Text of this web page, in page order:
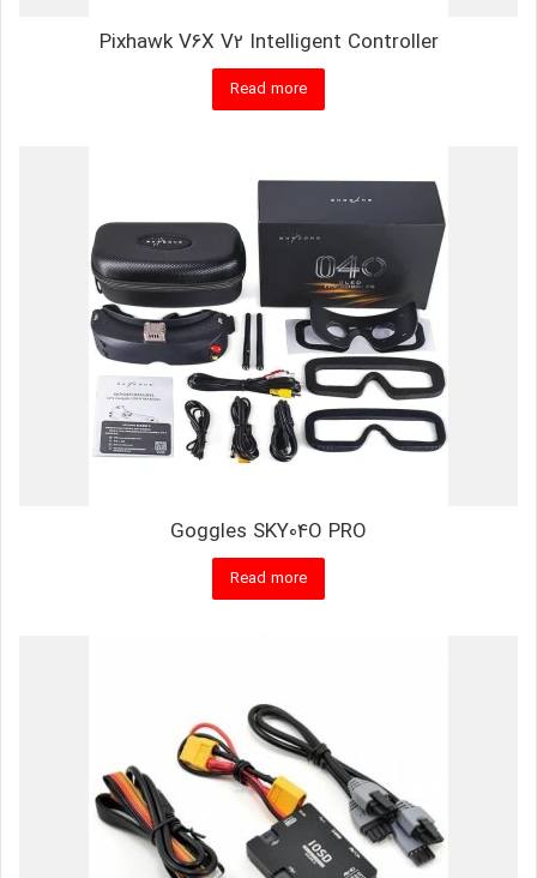
Pixhawk V6X V2 Intelligent Controller
Read more
Goggles SKY04O PRO
Read more